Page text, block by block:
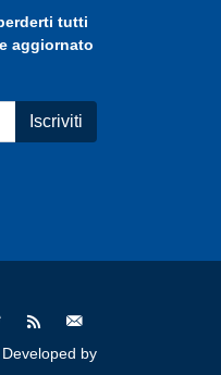
tutti
aggiornato
Iscriviti
Developed by